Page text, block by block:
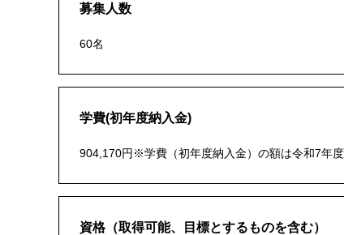
募集人数
60名
学費(初年度納入金)
904,170円※学費（初年度納入金）の額は令和7年
資格（取得可能、目標とするものを含む）